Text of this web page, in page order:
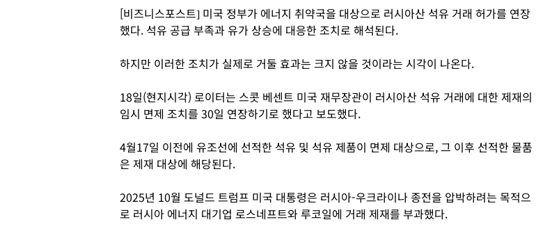
[비즈니스포스트] 미국 정부가 에너지 취약국을 대상으로 러시아산 석유 거래 허가를 연장
했다. 석유 공급 부족과 유가 상승에 대응한 조치로 해석된다.
하지만 이러한 조치가 실제로 거둘 효과는 크지 않을 것이라는 시각이 나온다.
18일(현지시각) 로이터는 스콧 베센트 미국 재무장관이 러시아산 석유 거래에 대한 제재의
임시 면제 조치를 30일 연장하기로 했다고 보도했다.
4월17일 이전에 유조선에 선적한 석유 및 석유 제품이 면제 대상으로, 그 이후 선적한 물품
은 제재 대상에 해당된다.
2025년 10월 도널드 트럼프 미국 대통령은 러시아-우크라이나 종전을 압박하려는 목적으
로 러시아 에너지 대기업 로스네프트와 루코일에 거래 제재를 부과했다.